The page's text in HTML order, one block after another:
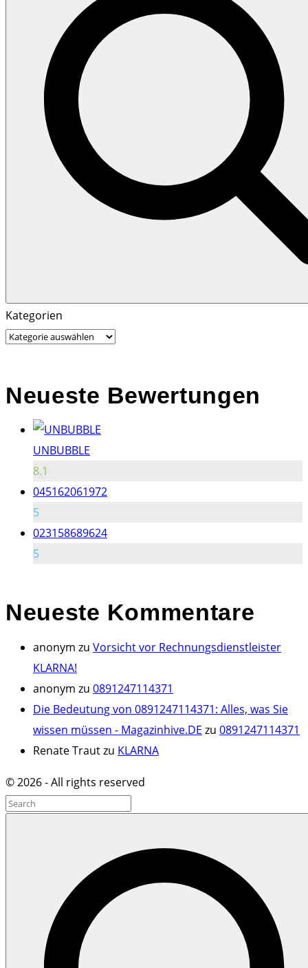
Search
Search
for:
Kategorien
Neueste Bewertungen
UNBUBBLE
8.1
045162061972
5
023158689624
5
Neueste Kommentare
anonym zu Vorsicht vor Rechnungsdienstleister
KLARNA!
anonym zu 0891247114371
Die Bedeutung von 0891247114371: Alles, was Sie
wissen müssen - Magazinhive.DE zu 0891247114371
Renate Trautzu KLARNA
©2026- All rights reserved